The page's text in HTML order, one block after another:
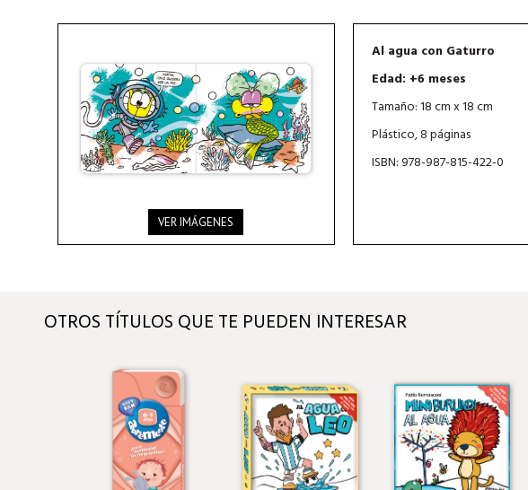
VER IMÁGENES
Al agua con Gaturro
Edad: +6 meses
Tamaño: 18 cm x 18 cm
Plástico, 8 páginas
ISBN: 978-987-815-422-0
OTROS TÍTULOS QUE TE PUEDEN INTERESAR